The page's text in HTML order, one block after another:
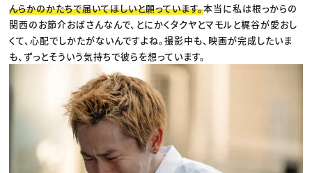
んらかのかたちで届いてほしいと願っています。本当に私は根っからの
関西のお節介おばさんなんで、とにかくタクヤとマモルと梶谷が愛おし
くて、心配でしかたがないんですよね。撮影中も、映画が完成したいま
も、ずっとそういう気持ちで彼らを想っています。